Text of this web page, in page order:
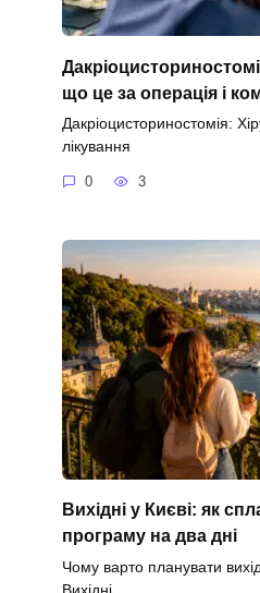
що це за операція і
Дакріоцисториностомія:
лікування
0 3
Вихідні у Києві: як
програму на два дні
Чому варто планувати